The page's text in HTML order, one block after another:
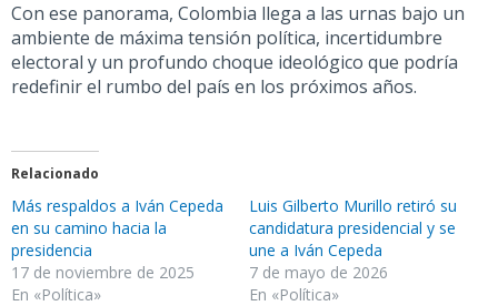
Con ese panorama, Colombia llega a las urnas bajo un
ambiente de máxima tensión política, incertidumbre
electoral y un profundo choque ideológico que podría
redefinir el rumbo del país en los próximos años.
Relacionado
Más respaldos a Iván Cepeda
en su camino hacia la
presidencia
17 de noviembre de 2025
En «Política»
Luis Gilberto Murillo retiró su
candidatura presidencial y se
une a Iván Cepeda
7 de mayo de 2026
En «Política»